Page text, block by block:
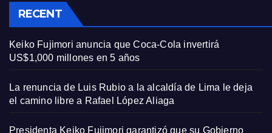
RECENT
Keiko Fujimori anuncia que Coca-Cola invertirá
US$1,000 millones en 5 años
La renuncia de Luis Rubio a la alcaldía de Lima le deja
el camino libre a Rafael López Aliaga
Presidenta Keiko Fujimori garantizó que su Gobierno